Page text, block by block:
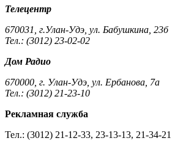
Телецентр
670031, г.Улан-Удэ, ул. Бабушкина, 23б
Тел.: (3012) 23-02-02
Дом Радио
670000, г. Улан-Удэ, ул. Ербанова, 7а
Тел.: (3012) 21-23-10
Рекламная служба
Тел.: (3012) 21-12-33, 23-13-13, 21-34-21